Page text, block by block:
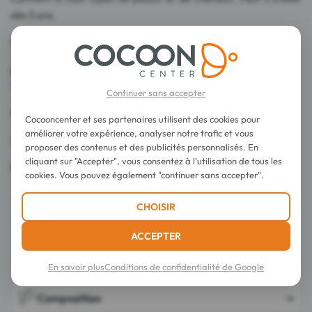
dès 3 ans.
pH physiologique.
95% d'ingrédient d'origine naturelle.
Vegan.
Fabriqué en France.
Conseils d'utilisation
Composition
Continuer sans accepter
Cocooncenter et ses partenaires utilisent des cookies pour
améliorer votre expérience, analyser notre trafic et vous
proposer des contenus et des publicités personnalisés. En
cliquant sur "Accepter", vous consentez à l'utilisation de tous les
cookies. Vous pouvez également "continuer sans accepter".
CHOISIR
ACCEPTER
En savoir plusConditions de confidentialité de Google